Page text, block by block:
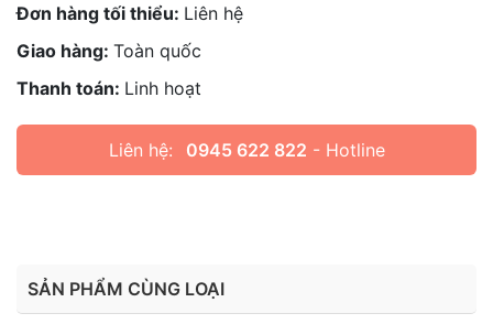
Đơn hàng tối thiểu: Liên hệ
Giao hàng: Toàn quốc
Thanh toán: Linh hoạt
Liên hệ: 0945 622 822 - Hotline
SẢN PHẨM CÙNG LOẠI